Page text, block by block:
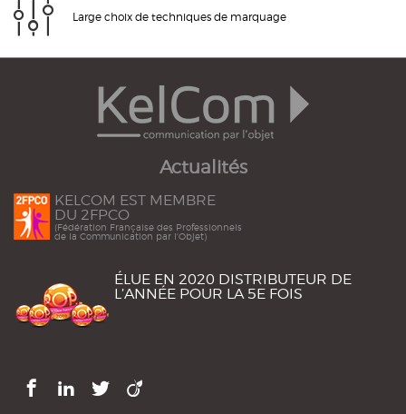
Large choix de techniques de marquage
Actualités
KELCOM EST MEMBRE
DU 2FPCO
(Fédération Française des Professionnels
de la Communication par l'Objet)
ÉLUE EN 2020 DISTRIBUTEUR DE
L’ANNÉE POUR LA 5E FOIS